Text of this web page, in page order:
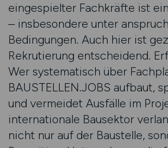
eingespielter Fachkräfte ist
– insbesondere unter
Bedingungen. Auch hier ist
Rekrutierung entscheidend.
Wer systematisch über
BAUSTELLEN.JOBS aufbaut,
und vermeidet Ausfälle im
internationale Bausektor
nicht nur auf der Baustelle,